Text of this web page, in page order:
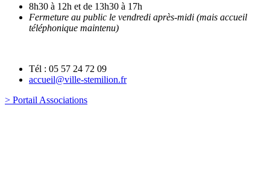
8h30 à 12h et de 13h30 à 17h
Fermeture au public le vendredi après-midi (mais accueil
téléphonique maintenu)
Tél : 05 57 24 72 09
accueil@ville-stemilion.fr
> Portail Associations